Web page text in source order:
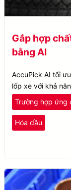
Gắp hợp
bằng AI
AccuPick AI tối
lốp xe với khả
nâng cao xử lý vật
Trường hợp ứng
Hóa dầu